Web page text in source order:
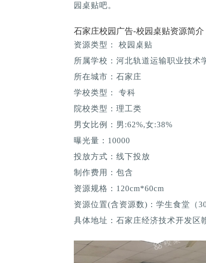
园桌贴吧。
石家庄校园广告-校园桌贴资源简介
资源类型： 校园桌贴
所属学校：河北轨道运输职业技术
所在城市：石家庄
学校类型： 专科
院校类型：理工类
男女比例：男:62%,女:38%
曝光量：10000
投放方式：线下投放
制作费用：包含
资源规格：120cm*60cm
资源位置(含资源数)：学生食堂（
具体地址：石家庄经济技术开发区